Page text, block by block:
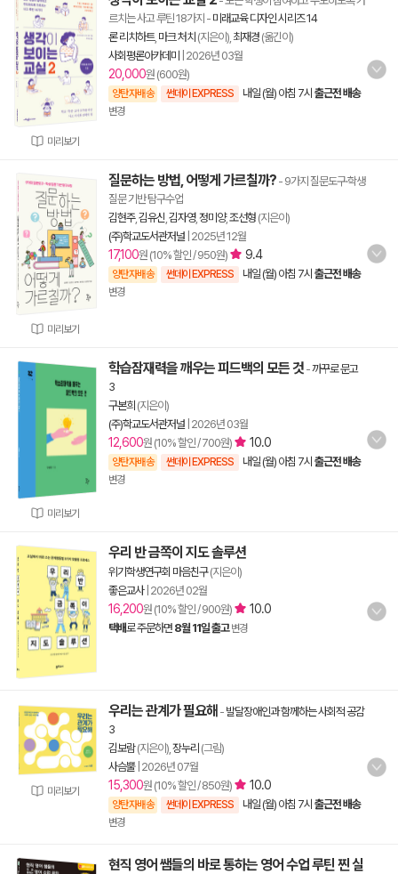
미리보기
르치는 사고 루틴 18가지 - 미래교육 디자인 시리즈 14
론 리치하트, 마크 처치 (지은이), 최재경 (옮긴이)
사회평론아카데미
2026년 03월
20,000원 (600원)
양탄자배송 썬데이 EXPRESS 내일 (월) 아침 7시 출근전 배송
변경
미리보기
질문하는 방법, 어떻게 가르칠까? - 9가지 질문도구·학생
질문 기반 탐구수업
김현주, 김유신 김자영, 정미양,조선형 (지은이)
(주)학교도서관저널 2025년 12월
17,100원 (10% 할인 / 950원) 9.4
양탄자배송 썬데이 EXPRESS 내일 (월) 아침 7시 출근전 배송
변경
미리보기
학습잠재력을 깨우는 피드백의 모든 것 -까꾸로 문고
3
구본희 (지은이)
(주)학교도서관저널 2026년 03월
12,600원 (10% 할인 / 700원) 10.0
양탄자배송 썬데이 EXPRESS 내일 (월) 아침 7시 출근전 배송
변경
우리 반 금쪽이 지도 솔루션
위기학생연구회 마음친구(지은이)
좋은교사| 2026년 02월
16,200원 (10% 할인 / 900원) 10.0
택배로 주문하면 8월 11일 출고 변경
미리보기
우리는 관계가 필요해 - 발달장애인과 함께하는 사회적 공감
3
김보람(지은이), 장누리 (그림)
사슴뿔| 2026년 07월
15,300원 (10% 할인 / 850원) 10.0
양탄자배송 썬데이 EXPRESS 내일 (월) 아침 7시 출근전 배송
변경
현직 영어 쌤들의 바로 통하는 영어 수업 루틴 찐 실